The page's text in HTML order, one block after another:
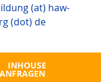
(at) haw-
(dot) de
INHOUSE
ANFRAGEN